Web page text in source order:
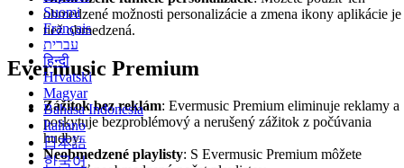
Suomi
Français
עברית
हिन्दी
Hrvatski
Magyar
Bahasa Indonesia
Italiano
日本語
한국어
obmedzené možnosti personalizácie a zmena ikony aplikácie je
tiež obmedzená.
Evermusic Premium
Zážitok bez reklám: Evermusic Premium eliminuje reklamy a
poskytuje bezproblémový a nerušený zážitok z počúvania
hudby.
Neobmedzené playlisty: S Evermusic Premium môžete